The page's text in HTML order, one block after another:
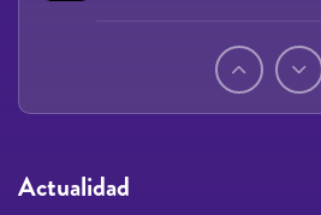
Actualidad